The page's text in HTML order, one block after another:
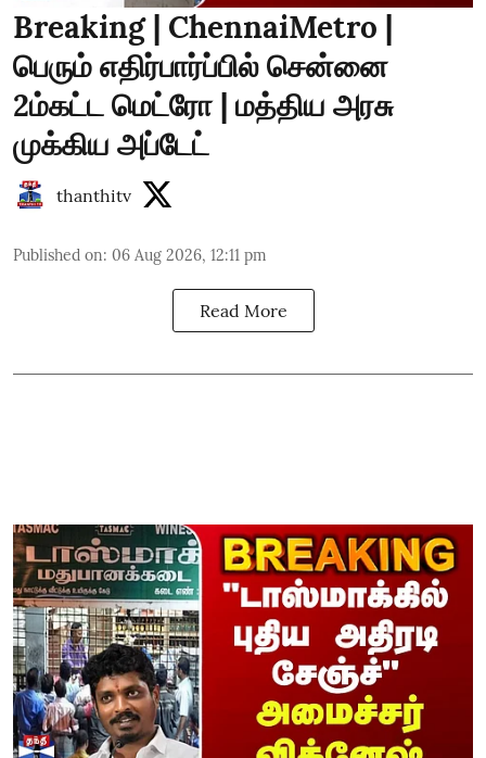
Breaking | ChennaiMetro |
பெரும் எதிர்பார்ப்பில் சென்னை
2ம்கட்ட மெட்ரோ | மத்திய அரசு
முக்கிய அப்டேட்
thanthitv
Published on: 06 Aug 2026, 12:11 pm
Read More